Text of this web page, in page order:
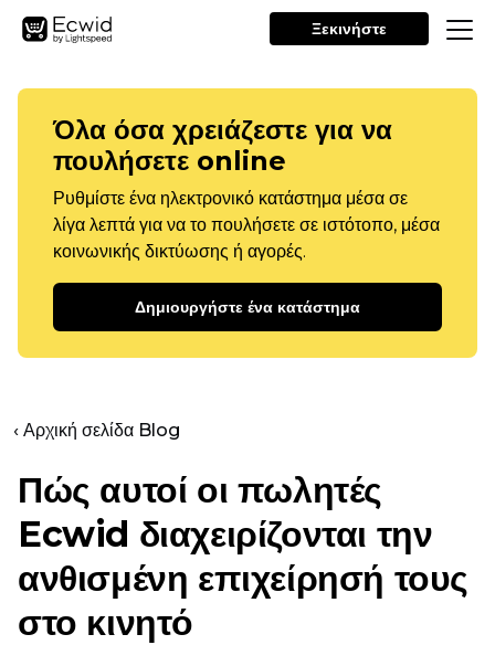
Ξεκινήστε
Όλα όσα χρειάζεστε για να
πουλήσετε online
Ρυθμίστε ένα ηλεκτρονικό κατάστημα μέσα σε
λίγα λεπτά για να το πουλήσετε σε ιστότοπο, μέσα
κοινωνικής δικτύωσης ή αγορές.
Δημιουργήστε ένα κατάστημα
‹ Αρχική σελίδα Blog
Πώς αυτοί οι πωλητές
Ecwid διαχειρίζονται την
ανθισμένη επιχείρησή τους
στο κινητό